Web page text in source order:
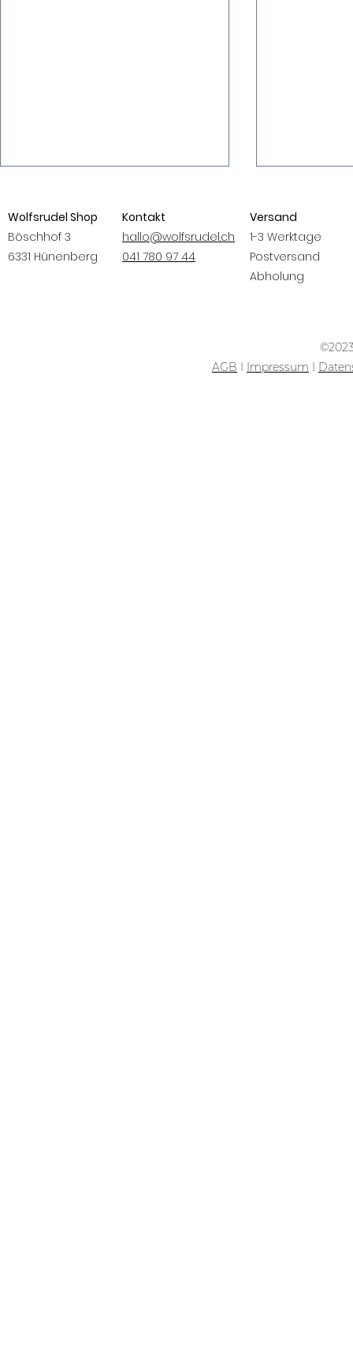
Wolfsrudel Shop
Böschhof 3
6331 Hünenberg
Kontakt
hallo@wolfsrudel.ch
041 780 97 44
Versand
1-3 Werktage
Postversand
Abholung
AGB I Impressum I